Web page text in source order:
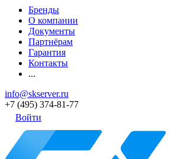
Бренды
О компании
Документы
Партнёрам
Гарантия
Контакты
...
info@skserver.ru
+7 (495) 374-81-77
Войти